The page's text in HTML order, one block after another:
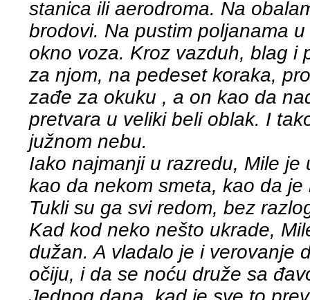
stanica ili aerodroma. Na
brodovi. Na pustim poljanama
okno voza. Kroz vazduh, blag i
za njom, na pedeset koraka,
zađe za okuku , a on kao da
pretvara u veliki beli oblak. I
južnom nebu.
Iako najmanji u razredu, Mile
kao da nekom smeta, kao da
Tukli su ga svi redom, bez
Kad kod neko nešto ukrade,
dužan. A vladalo je i verovanje
očiju, i da se noću druže sa